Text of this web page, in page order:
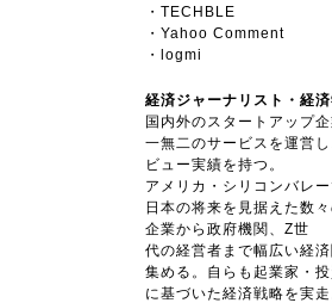
・TECHBLE
・Yahoo Comment
・logmi
経済ジャーナリスト・経
国内外のスタートアップ
一無二のサービスを運営
ビュー実績を持つ。
アメリカ・シリコンバレ
日本の将来を見据えた数
企業から政府機関、Z世
代の経営者まで幅広い経
集める。自らも起業家・
に基づいた経済戦略を実走